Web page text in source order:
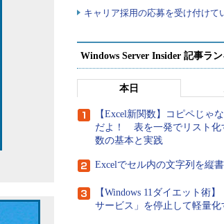
キャリア採用の応募を受け付けて
Windows Server Insider 記事ラ
本日
【Excel新関数】コピペじゃ
だよ！ 表を一発でリスト化
数の基本と実践
Excelでセル内の文字列を縦
【Windows 11ダイエット術
サービス」を停止して軽量化